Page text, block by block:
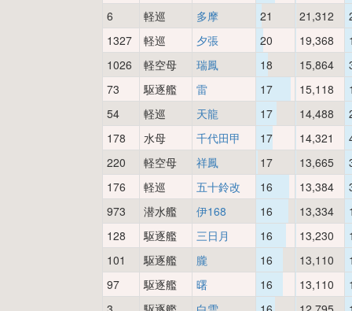
6
軽巡 多摩 21 21,312
1327
軽巡 夕張 20 19,368
1026
軽空母 瑞鳳 18 15,864
73
駆逐艦 雷 17 15,118
54
軽巡 天龍 17 14,488
178
水母 千代田甲 17 14,321
220
軽空母 祥鳳 17 13,665
176
軽巡 五十鈴改 16 13,384
973
潜水艦 伊168 16 13,334
128
駆逐艦 三日月 16 13,230
101
駆逐艦 朧 16 13,110
97
駆逐艦 曙 16 13,110